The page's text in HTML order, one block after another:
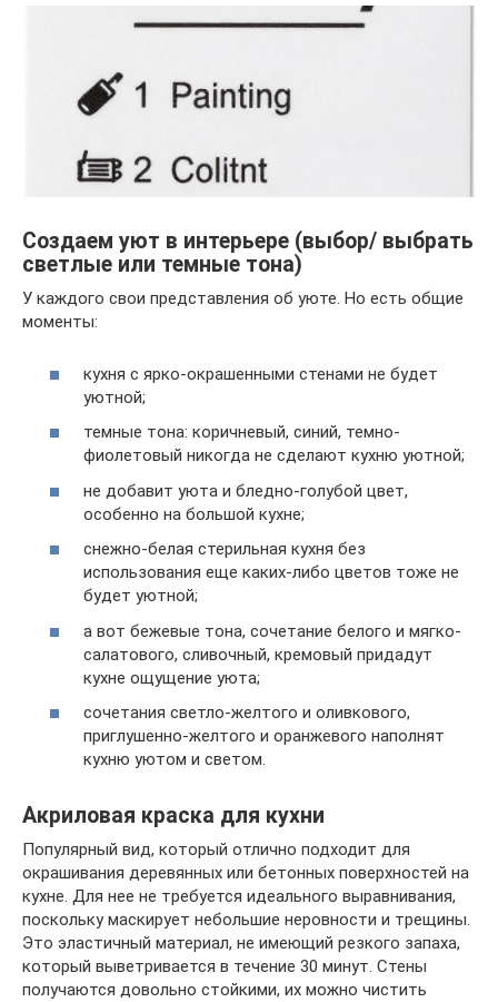
Создаем уют в интерьере (выбор/ выбрать
светлые или темные тона)
У каждого свои представления об уюте. Но есть общие
моменты:
кухня с ярко-окрашенными стенами не будет
уютной;
темные тона: коричневый, синий, темно-
фиолетовый никогда не сделают кухню уютной;
не добавит уюта и бледно-голубой цвет,
особенно на большой кухне;
снежно-белая стерильная кухня без
использования еще каких-либо цветов тоже не
будет уютной;
а вот бежевые тона, сочетание белого и мягко-
салатового, сливочный, кремовый придадут
кухне ощущение уюта;
сочетания светло-желтого и оливкового,
приглушенно-желтого и оранжевого наполнят
кухню уютом и светом.
Акриловая краска для кухни
Популярный вид, который отлично подходит для
окрашивания деревянных или бетонных поверхностей на
кухне. Для нее не требуется идеального выравнивания,
поскольку маскирует небольшие неровности и трещины.
Это эластичный материал, не имеющий резкого запаха,
который выветривается в течение 30 минут. Стены
получаются довольно стойкими, их можно чистить